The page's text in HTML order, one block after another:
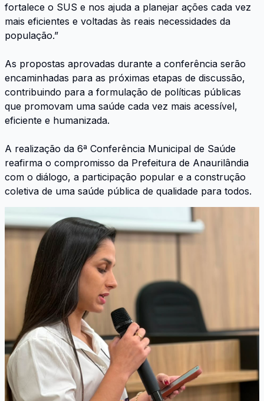
fortalece o SUS e nos ajuda a planejar ações cada vez
mais eficientes e voltadas às reais necessidades da
população.”
As propostas aprovadas durante a conferência serão
encaminhadas para as próximas etapas de discussão,
contribuindo para a formulação de políticas públicas
que promovam uma saúde cada vez mais acessível,
eficiente e humanizada.
A realização da 6ª Conferência Municipal de Saúde
reafirma o compromisso da Prefeitura de Anaurilândia
com o diálogo, a participação popular e a construção
coletiva de uma saúde pública de qualidade para todos.